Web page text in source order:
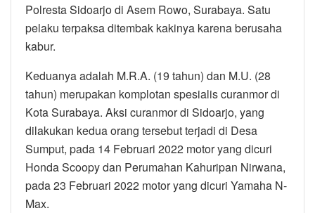
Polresta Sidoarjo di Asem Rowo, Surabaya. Satu
pelaku terpaksa ditembak kakinya karena berusaha
kabur.
Keduanya adalah M.R.A. (19 tahun) dan M.U. (28
tahun) merupakan komplotan spesialis curanmor di
Kota Surabaya. Aksi curanmor di Sidoarjo, yang
dilakukan kedua orang tersebut terjadi di Desa
Sumput, pada 14 Februari 2022 motor yang dicuri
Honda Scoopy dan Perumahan Kahuripan Nirwana,
pada 23 Februari 2022 motor yang dicuri Yamaha N-
Max.